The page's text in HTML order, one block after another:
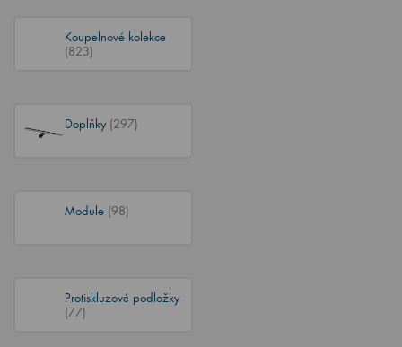
Koupelnové kolekce
(823)
Doplňky (297)
Module (98)
Protiskluzové podložky
(77)